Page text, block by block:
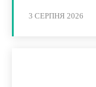
3 СЕРПНЯ 2026